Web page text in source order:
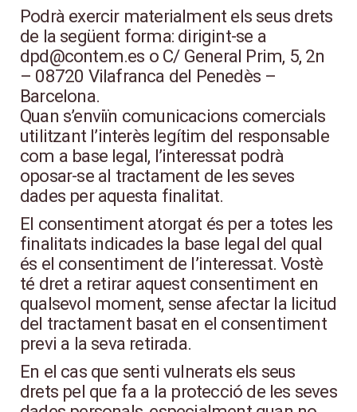
Podrà exercir materialment els seus drets
de la següent forma: dirigint-se a
dpd@contem.es o C/ General Prim, 5, 2n
– 08720 Vilafranca del Penedès –
Barcelona.
Quan s’enviïn comunicacions comercials
utilitzant l’interès legítim del responsable
com a base legal, l’interessat podrà
oposar-se al tractament de les seves
dades per aquesta finalitat.
El consentiment atorgat és per a totes les
finalitats indicades la base legal del qual
és el consentiment de l’interessat. Vostè
té dret a retirar aquest consentiment en
qualsevol moment, sense afectar la licitud
del tractament basat en el consentiment
previ a la seva retirada.
En el cas que senti vulnerats els seus
drets pel que fa a la protecció de les seves